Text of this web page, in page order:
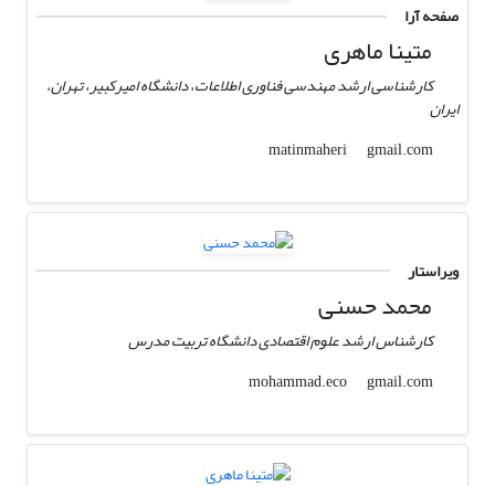
صفحه آرا
متینا ماهری
کارشناسی ارشد مهندسی فناوری اطلاعات، دانشگاه امیرکبیر، تهران،
ایران
matinmaheri
gmail.com
ویراستار
محمد حسنی
کارشناس ارشد علوم اقتصادی دانشگاه تربیت مدرس
mohammad.eco
gmail.com